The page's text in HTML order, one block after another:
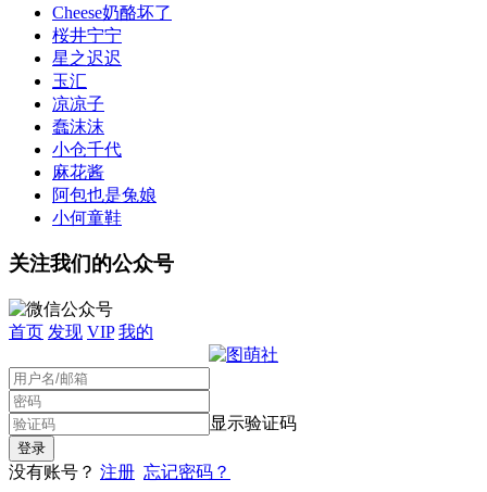
Cheese奶酪坏了
桜井宁宁
星之迟迟
玉汇
凉凉子
蠢沫沫
小仓千代
麻花酱
阿包也是兔娘
小何童鞋
关注我们的公众号
首页 发现 VIP 我的
显示验证码
没有账号？ 注册 忘记密码？